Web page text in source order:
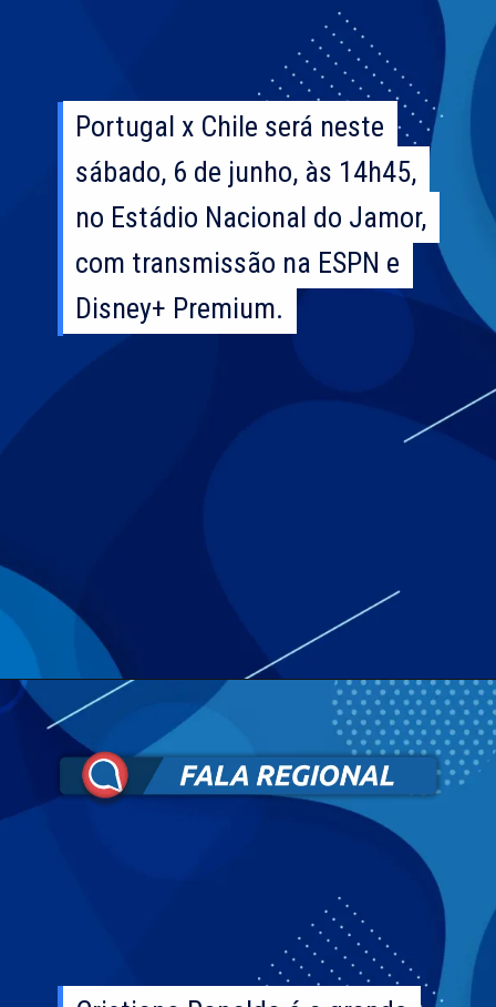
Portugal x Chile será neste
sábado, 6 de junho, às 14h45,
no Estádio Nacional do Jamor,
com transmissão na ESPN e
Disney+ Premium.
Portugal x Chile será neste
sábado, 6 de junho, às 14h45,
no Estádio Nacional do Jamor,
com transmissão na ESPN e
Disney+ Premium.